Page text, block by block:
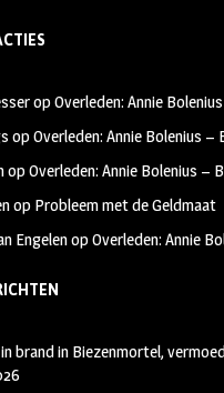
tt
opOverleden: Annie
opOverleden: Annie Bolenius –
opOverleden: Annie Bolenius –
op Probleem met de Geldmaat
EngelenopOverleden: Annie
brand in Biezenmortel,